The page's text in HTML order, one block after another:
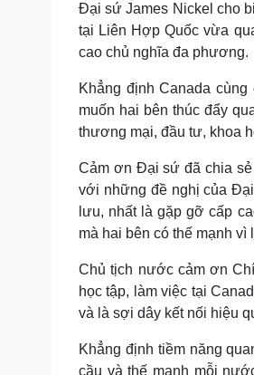
Đại sứ James Nickel cho
tại Liên Hợp Quốc vừa
cao chủ nghĩa đa phương.
Khẳng định Canada
muốn hai bên thúc đẩy
thương mại, đầu tư, khoa
Cảm ơn Đại sứ đã chia
với những đề nghị của
lưu, nhất là gặp gỡ cấp
mà hai bên có thế mạnh
Chủ tịch nước cảm ơn
học tập, làm việc tại
và là sợi dây kết nối hiệu
Khẳng định tiềm năng
cầu và thế mạnh mỗi